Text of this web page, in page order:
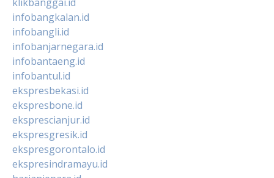
infobangkalan.id
infobangli.id
infobanjarnegara.id
infobantaeng.id
infobantul.id
ekspresbekasi.id
ekspresbone.id
eksprescianjur.id
ekspresgresik.id
ekspresgorontalo.id
ekspresindramayu.id